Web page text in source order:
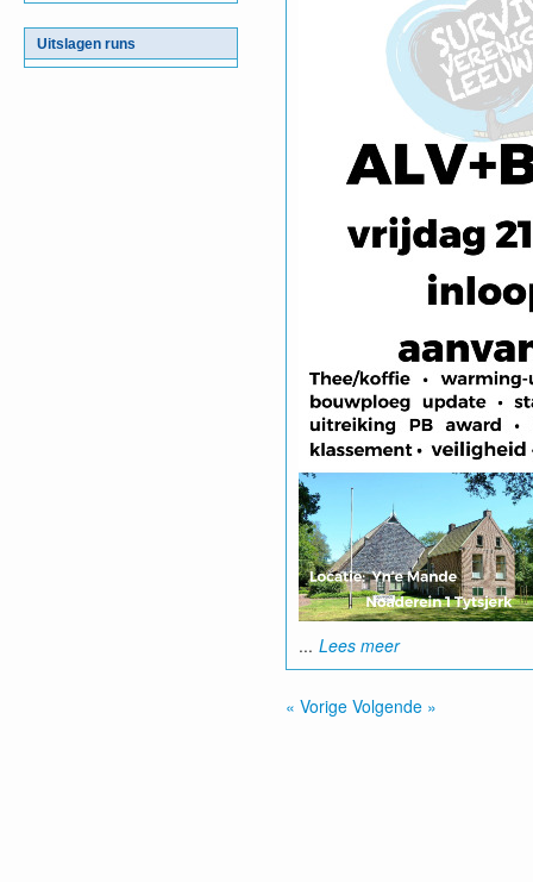
Uitslagen runs
... Lees meer
« Vorige Volgende »